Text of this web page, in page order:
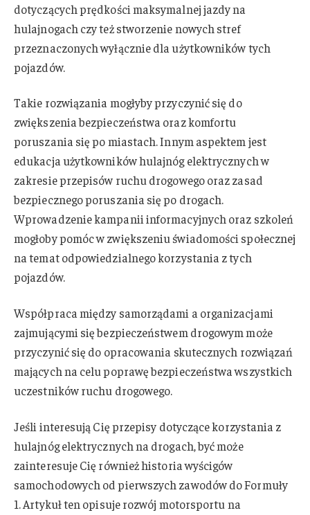
dotyczących prędkości maksymalnej jazdy na
hulajnogach czy też stworzenie nowych stref
przeznaczonych wyłącznie dla użytkowników tych
pojazdów.
Takie rozwiązania mogłyby przyczynić się do
zwiększenia bezpieczeństwa oraz komfortu
poruszania się po miastach. Innym aspektem jest
edukacja użytkowników hulajnóg elektrycznych w
zakresie przepisów ruchu drogowego oraz zasad
bezpiecznego poruszania się po drogach.
Wprowadzenie kampanii informacyjnych oraz szkoleń
mogłoby pomóc w zwiększeniu świadomości społecznej
na temat odpowiedzialnego korzystania z tych
pojazdów.
Współpraca między samorządami a organizacjami
zajmującymi się bezpieczeństwem drogowym może
przyczynić się do opracowania skutecznych rozwiązań
mających na celu poprawę bezpieczeństwa wszystkich
uczestników ruchu drogowego.
Jeśli interesują Cię przepisy dotyczące korzystania z
hulajnóg elektrycznych na drogach, być może
zainteresuje Cię również historia wyścigów
samochodowych od pierwszych zawodów do Formuły
1. Artykuł ten opisuje rozwój motorsportu na